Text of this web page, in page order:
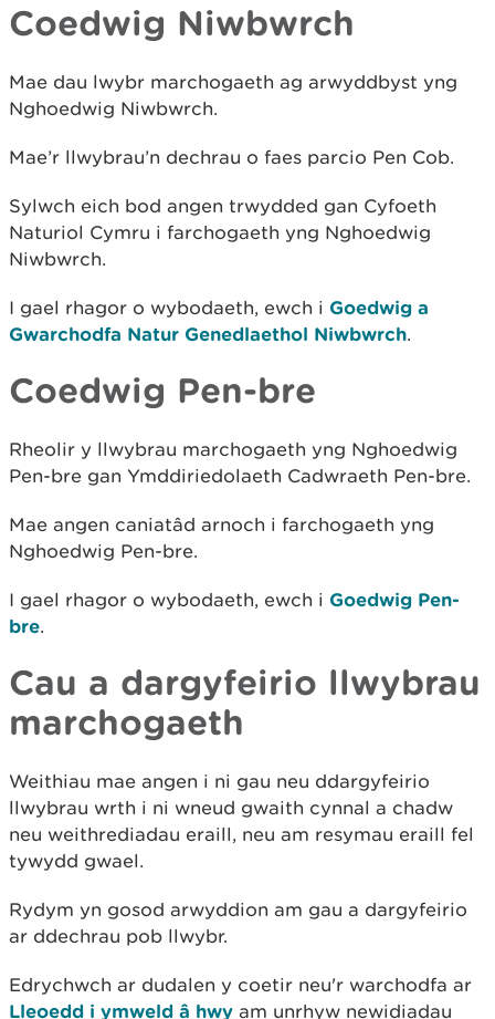
Coedwig Niwbwrch
Mae dau lwybr marchogaeth ag arwyddbyst yng
Nghoedwig Niwbwrch.
Mae’r llwybrau’n dechrau o faes parcio Pen Cob.
Sylwch eich bod angen trwydded gan Cyfoeth
Naturiol Cymru i farchogaeth yng Nghoedwig
Niwbwrch.
I gael rhagor o wybodaeth, ewch i Goedwig a
Gwarchodfa Natur Genedlaethol Niwbwrch.
Coedwig Pen-bre
Rheolir y llwybrau marchogaeth yng Nghoedwig
Pen-bre gan Ymddiriedolaeth Cadwraeth Pen-bre.
Mae angen caniatâd arnoch i farchogaeth yng
Nghoedwig Pen-bre.
I gael rhagor o wybodaeth, ewch i Goedwig Pen-
bre.
Cau a dargyfeirio llwybrau
marchogaeth
Weithiau mae angen i ni gau neu ddargyfeirio
llwybrau wrth i ni wneud gwaith cynnal a chadw
neu weithrediadau eraill, neu am resymau eraill fel
tywydd gwael.
Rydym yn gosod arwyddion am gau a dargyfeirio
ar ddechrau pob llwybr.
Edrychwch ar dudalen y coetir neu'r warchodfa ar
Lleoedd i ymweld â hwy am unrhyw newidiadau